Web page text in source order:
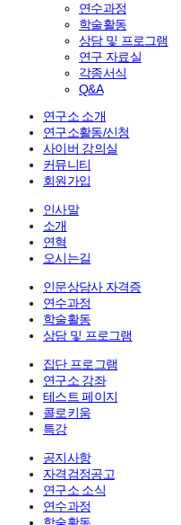
연수과정
학술활동
상담 및 프로그램
연구 자료실
각종서식
Q&A
연구소 소개
연구소활동/신청
사이버 강의실
커뮤니티
회원가입
인사말
소개
연혁
오시는길
인문상담사 자격증
연수과정
학술활동
상담 및 프로그램
집단 프로그램
연구소 강좌
테스트 페이지
콜로키움
특강
공지사항
자격검정공고
연구소 소식
연수과정